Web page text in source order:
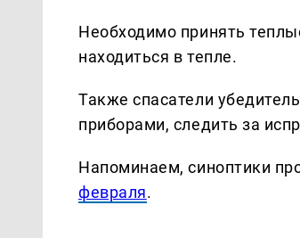
Необходимо принять
находиться в тепле.
Также спасатели
приборами, следить за
Напоминаем, синоптики
февраля.